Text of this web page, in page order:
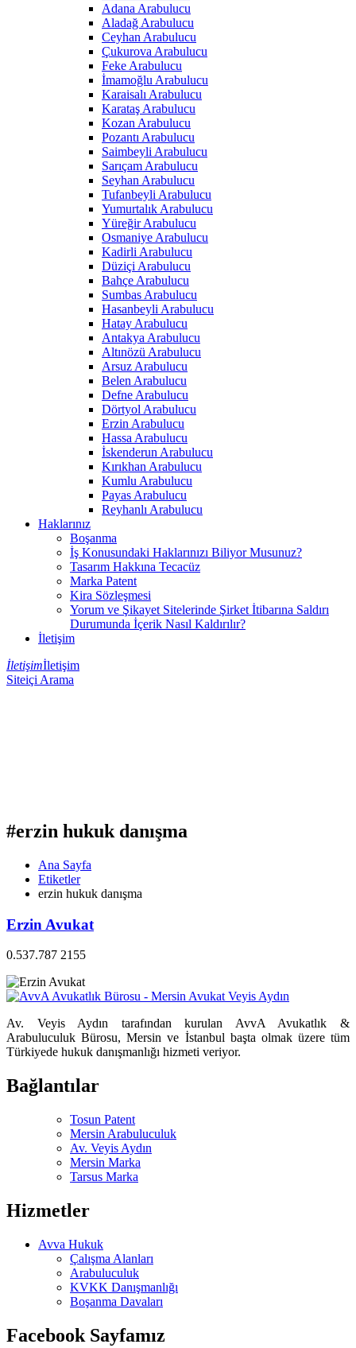
Adana Arabulucu
Aladağ Arabulucu
Ceyhan Arabulucu
Çukurova Arabulucu
Feke Arabulucu
İmamoğlu Arabulucu
Karaisalı Arabulucu
Karataş Arabulucu
Kozan Arabulucu
Pozantı Arabulucu
Saimbeyli Arabulucu
Sarıçam Arabulucu
Seyhan Arabulucu
Tufanbeyli Arabulucu
Yumurtalık Arabulucu
Yüreğir Arabulucu
Osmaniye Arabulucu
Kadirli Arabulucu
Düziçi Arabulucu
Bahçe Arabulucu
Sumbas Arabulucu
Hasanbeyli Arabulucu
Hatay Arabulucu
Antakya Arabulucu
Altınözü Arabulucu
Arsuz Arabulucu
Belen Arabulucu
Defne Arabulucu
Dörtyol Arabulucu
Erzin Arabulucu
Hassa Arabulucu
İskenderun Arabulucu
Kırıkhan Arabulucu
Kumlu Arabulucu
Payas Arabulucu
Reyhanlı Arabulucu
Haklarınız
Boşanma
İş Konusundaki Haklarınızı Biliyor Musunuz?
Tasarım Hakkına Tecacüz
Marka Patent
Kira Sözleşmesi
Yorum ve Şikayet Sitelerinde Şirket İtibarına Saldırı
Durumunda İçerik Nasıl Kaldırılır?
İletişim
İletişimİletişim
Siteiçi Arama
#erzin hukuk danışma
Ana Sayfa
Etiketler
erzin hukuk danışma
Erzin Avukat
0.537.787 2155
Av. Veyis Aydın tarafından kurulan AvvA Avukatlık &
Arabuluculuk Bürosu, Mersin ve İstanbul başta olmak üzere tüm
Türkiyede hukuk danışmanlığı hizmeti veriyor.
Bağlantılar
Tosun Patent
Mersin Arabuluculuk
Av. Veyis Aydın
Mersin Marka
Tarsus Marka
Hizmetler
Avva Hukuk
Çalışma Alanları
Arabuluculuk
KVKK Danışmanlığı
Boşanma Davaları
Facebook Sayfamız